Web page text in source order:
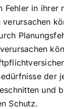
Fehler in ihrer
verursachen
der
und
Schutz.